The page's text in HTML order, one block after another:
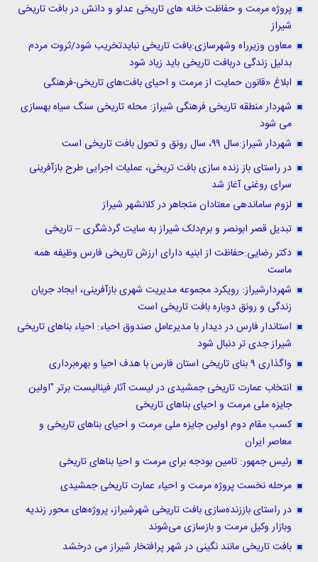
پروژه مرمت و حفاظت خانه های تاریخی عدلو و دانش در بافت تاریخی
شیراز
معاون وزیرراه وشهرسازی:بافت تاریخی نبایدتخریب شود/ثروت مردم
بدلیل زندگی دربافت تاریخی باید زیاد شود
ابلاغ «قانون حمایت از مرمت و احیای بافت‌های تاریخی-فرهنگی
شهردار منطقه تاریخی فرهنگی شیراز: محله تاریخی سنگ سیاه بهسازی
می شود
شهردار شیراز:سال ۹۹، سال رونق و تحول بافت تاریخی است
در راستای باز زنده سازی بافت تریخی، عملیات اجرایی طرح بازآفرینی
سرای روغنی آغاز شد
لزوم ساماندهی معتادان متجاهر در کلانشهر شیراز
تبدیل قصر ابونصر و برم‌دلک شیراز به سایت گردشگری – تاریخی
دکتر رضایی:حفاظت از ابنیه دارای ارزش تاریخی فارس وظیفه همه
ماست
شهردارشیراز: رویکرد مجموعه مدیریت شهری بازآفرینی، ایجاد جریان
زندگی و رونق دوباره بافت تاریخی است
استاندار فارس در دیدار با مدیرعامل صندوق احیاء: احیاء بناهای تاریخی
شیراز جدی تر دنبال شود
واگذاری ۹ بنای تاریخی استان فارس با هدف احیا و بهره‌برداری
انتخاب عمارت تاریخی جمشیدی در لیست آثار فینالیست برتر "اولین
جایزه ملی مرمت و احیای بناهای تاریخی
کسب مقام دوم اولین جایزه ملی مرمت و احیای بناهای تاریخی و
معاصر ایران
رئیس جمهور: تامین بودجه برای مرمت و احیا بناهای تاریخی
مرحله نخست پروژه مرمت و احیاء عمارت تاریخی جمشیدی
در راستای باززنده‌سازی بافت تاریخی شهرشیراز، پروژه‌های محور زندیه
وبازار وکیل مرمت و بازسازی می‌شوند
بافت تاریخی مانند نگینی در شهر پرافتخار شیراز می درخشد